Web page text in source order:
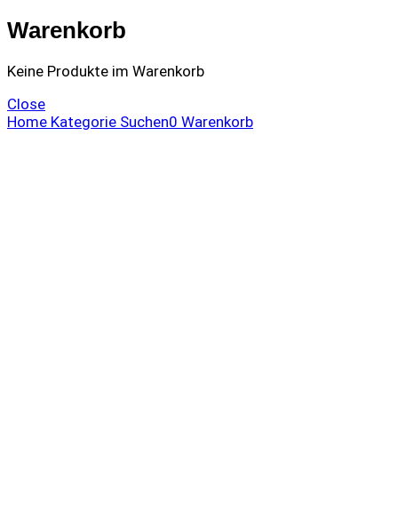
Warenkorb
Keine Produkte im Warenkorb
Close
Home Kategorie Suchen0 Warenkorb